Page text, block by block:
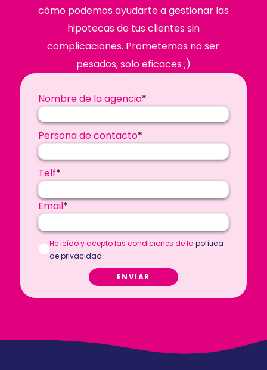
cómo podemos ayudarte a gestionar las
hipotecas de tus clientes sin
complicaciones. Prometemos no ser
pesados, solo eficaces ;)
Nombre de la agencia*
Persona de contacto*
Telf*
Email*
He leído y acepto las condiciones de la política
de privacidad
ENVIAR